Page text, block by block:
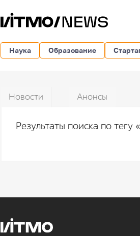
Наука Образование
Новости Анонсы
Результаты поиска по тегу